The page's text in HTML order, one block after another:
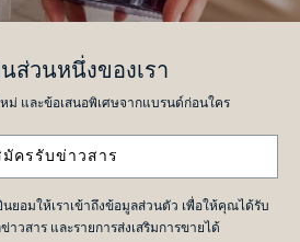
ส่วนหนึ่งของเรา
ม่ และข้อเสนอพิเศษจากแบรนด์ก่อนใคร
มัครรับข่าวสาร
ยอมให้เราเข้าถึงข้อมูลส่วนตัว เพื่อให้คุณได้รับ
วสาร และรายการส่งเสริมการขายได้